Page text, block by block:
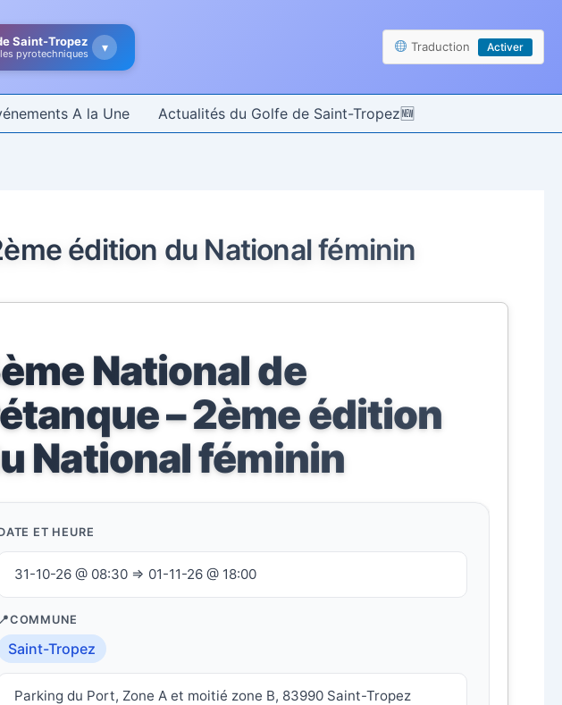
Saint-Tropez
pyrotechniques ▾ Traduction Activer
A la Une Actualités du Golfe de Saint-Tropez
édition du National féminin
National de
– 2ème édition
National féminin
ET HEURE
31-10-26 @ 08:30 ⇒ 01-11-26 @ 18:00
COMMUNE
Saint-Tropez
Parking du Port, Zone A et moitié zone B, 83990 Saint-Tropez